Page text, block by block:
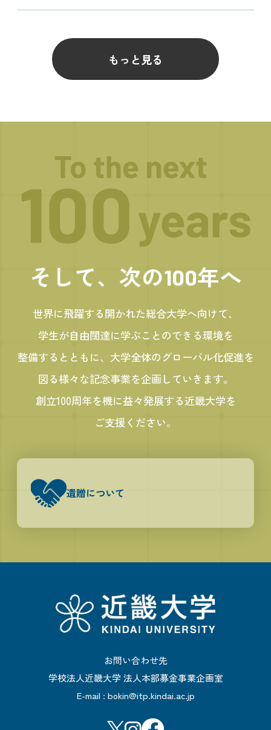
もっと見る
そして、次の100年へ
世界に飛躍する開かれた総合大学へ向けて、
学生が自由闊達に学ぶことのできる環境を
整備するとともに、大学全体のグローバル化促進を
図る様々な記念事業を企画していきます。
創立100周年を機に益々発展する近畿大学を
ご支援ください。
遺贈について
お問い合わせ先
学校法人近畿大学 法人本部募金事業企画室
E-mail : bokin@itp.kindai.ac.jp